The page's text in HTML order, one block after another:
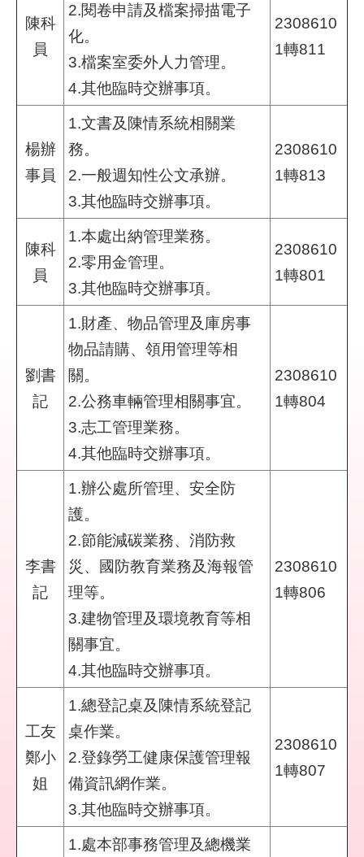
公
開
導
回
首
English
陳
常
見
問
雙
勞
動
局
政
臺
北
通
聯
陳科
員
2.閱卷申請及檔案掃描電子
化。
3.檔案室委外人力管理。
4.其他臨時交辦事項。
2308610
1轉811
楊辦
事員
1.文書及陳情系統相關業
務。
2.一般週知性公文承辦。
3.其他臨時交辦事項。
2308610
1轉813
陳科
員
1.本處出納管理業務。
2.零用金管理。
3.其他臨時交辦事項。
2308610
1轉801
劉書
記
1.財產、物品管理及庫房事
物品請購、領用管理等相
關。
2.公務車輛管理相關事宜。
3.志工管理業務。
4.其他臨時交辦事項。
2308610
1轉804
李書
記
1.辦公處所管理、安全防
護。
2.節能減碳業務、消防救
災、國防教育業務及海報管
理等。
3.建物管理及環境教育等相
關事宜。
4.其他臨時交辦事項。
2308610
1轉806
工友
鄭小
姐
1.總登記桌及陳情系統登記
桌作業。
2.登錄勞工健康保護管理報
備資訊網作業。
3.其他臨時交辦事項。
2308610
1轉807
1.處本部事務管理及總機業